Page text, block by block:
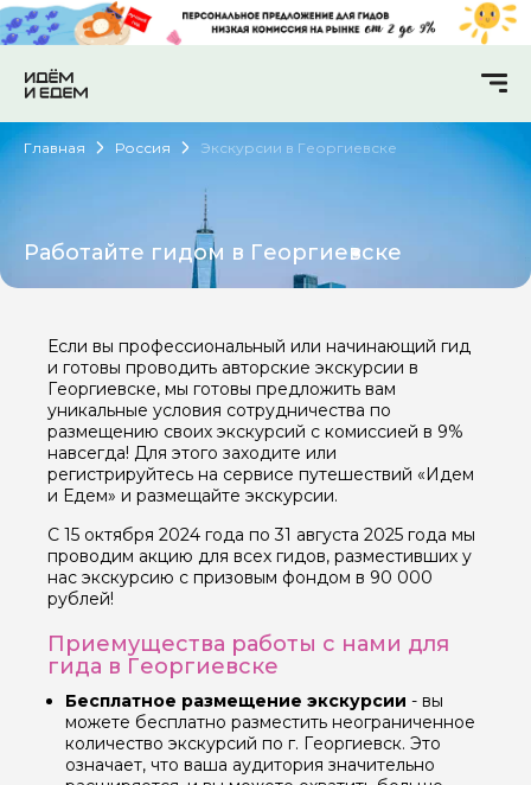
Главная Россия Экскурсии в Георгиевске
Работайте гидом в Георгиевске
Если вы профессиональный или начинающий гид
и готовы проводить авторские экскурсии в
Георгиевске, мы готовы предложить вам
уникальные условия сотрудничества по
размещению своих экскурсий с комиссией в 9%
навсегда! Для этого заходите или
регистрируйтесь на сервисе путешествий «Идем
и Едем» и размещайте экскурсии.
С 15 октября 2024 года по 31 августа 2025 года мы
проводим акцию для всех гидов, разместивших у
нас экскурсию с призовым фондом в 90 000
рублей!
Приемущества работы с нами для
гида в Георгиевске
Бесплатное размещение экскурсии - вы
можете бесплатно разместить неограниченное
количество экскурсий по г. Георгиевск. Это
означает, что ваша аудитория значительно